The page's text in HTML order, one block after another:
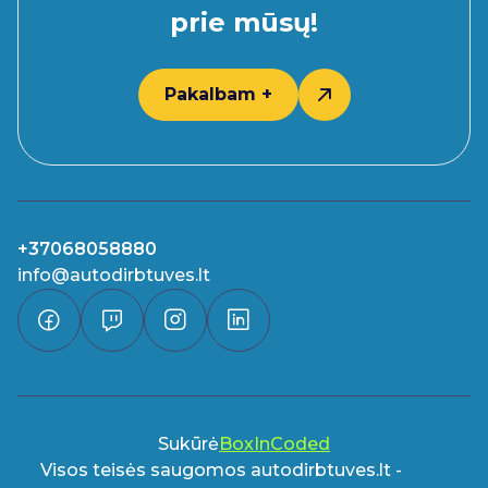
prie mūsų!
Pakalbam +
+37068058880
info@autodirbtuves.lt
SukūrėBoxInCoded
Visos teisės saugomos autodirbtuves.lt -